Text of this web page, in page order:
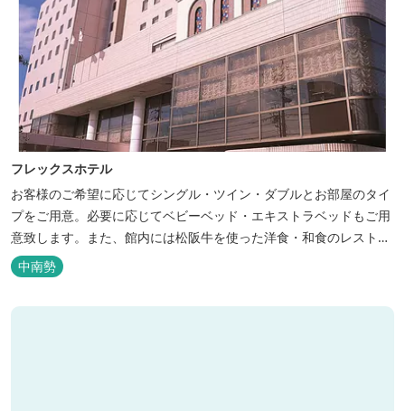
フレックスホテル
お客様のご希望に応じてシングル・ツイン・ダブルとお部屋のタイ
プをご用意。必要に応じてベビーベッド・エキストラベッドもご用
意致します。また、館内には松阪牛を使った洋食・和食のレストラ
ンと喫茶があります。伊勢神宮参拝や、伊勢志摩、東紀州への観光
の拠点にご利用ください。
中南勢